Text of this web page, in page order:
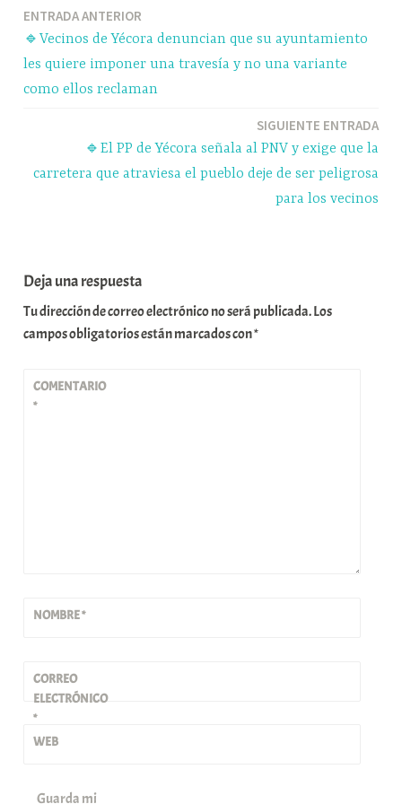
pp m rti
r
Navegación
de
entradas
ENTRADA ANTERIOR
🔹Vecinos de Yécora denuncian que su ayuntamiento
les quiere imponer una travesía y no una variante
como ellos reclaman
SIGUIENTE ENTRADA
🔹El PP de Yécora señala al PNV y exige que la
carretera que atraviesa el pueblo deje de ser peligrosa
para los vecinos
Deja una respuesta
Tu dirección de correo electrónico no será publicada.Los
campos obligatorios están marcados con*
COMENTARIO
*
NOMBRE*
CORREO
ELECTRÓNICO
*
WEB
Guarda mi